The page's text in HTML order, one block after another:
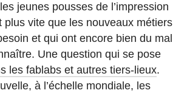
jeunes pousses de l’impression
plus vite que les nouveaux métiers
et qui ont encore bien du mal
Une question qui se pose
les fablabs et autres tiers-lieux.
à l’échelle mondiale, les